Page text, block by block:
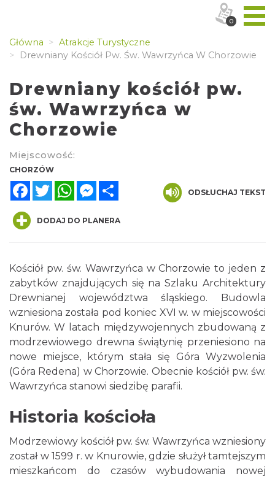
Główna
Atrakcje Turystyczne
Drewniany Kościół Pw. Św. Wawrzyńca W Chorzowie
Drewniany kościół pw.
św. Wawrzyńca w
Chorzowie
Miejscowość:
CHORZÓW
FacebookTwitterWhatsAppMessenger
ODSŁUCHAJ TEKST
DODAJ DO PLANERA
Kościół pw. św. Wawrzyńca w Chorzowie to jeden z
zabytków znajdujących się na Szlaku Architektury
Drewnianej województwa śląskiego. Budowla
wzniesiona została pod koniec XVI w. w miejscowości
Knurów. W latach międzywojennych zbudowaną z
modrzewiowego drewna świątynię przeniesiono na
nowe miejsce, którym stała się Góra Wyzwolenia
(Góra Redena) w Chorzowie. Obecnie kościół pw. św.
Wawrzyńca stanowi siedzibę parafii.
Historia kościoła
Modrzewiowy kościół pw. św. Wawrzyńca wzniesiony
został w 1599 r. w Knurowie, gdzie służył tamtejszym
mieszkańcom do czasów wybudowania nowej
0